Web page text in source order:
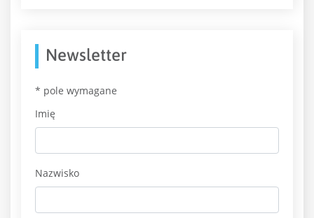
Newsletter
* pole wymagane
Imię
Nazwisko